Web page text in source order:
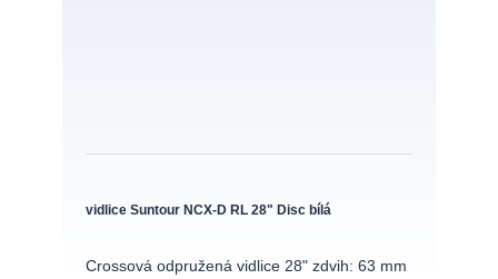
vidlice Suntour NCX-D RL 28" Disc bílá
Crossová odpružená vidlice 28" zdvih: 63 mm